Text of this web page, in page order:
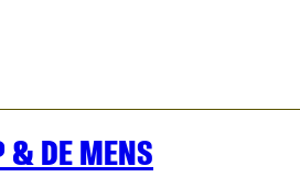
& DE MENS